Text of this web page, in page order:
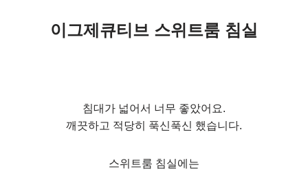
이그제큐티브 스위트룸 침실
침대가 넓어서 너무 좋았어요.
깨끗하고 적당히 푹신푹신 했습니다.
스위트룸 침실에는